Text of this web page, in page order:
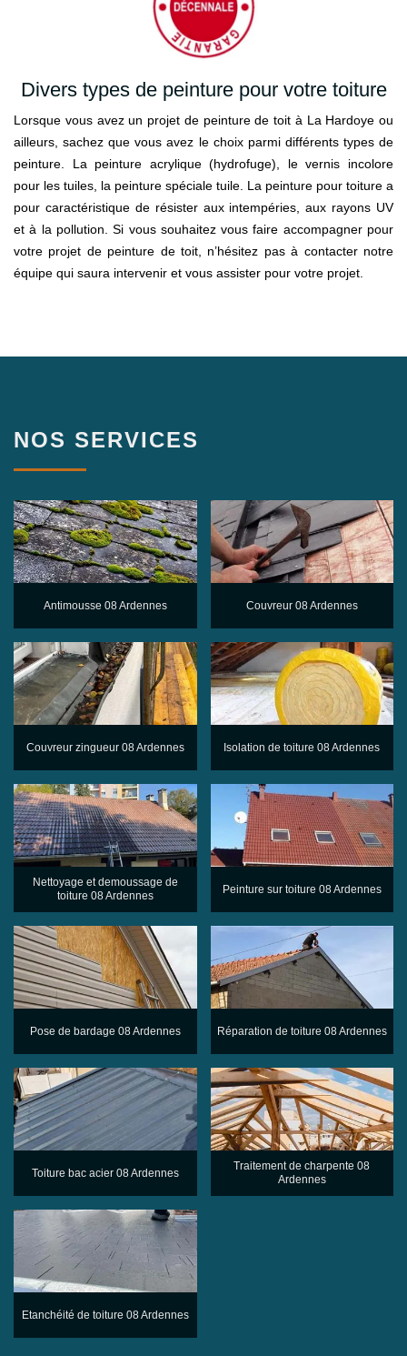
Divers types de peinture pour votre toiture
Lorsque vous avez un projet de peinture de toit à La Hardoye ou
ailleurs, sachez que vous avez le choix parmi différents types de
peinture. La peinture acrylique (hydrofuge), le vernis incolore
pour les tuiles, la peinture spéciale tuile. La peinture pour toiture a
pour caractéristique de résister aux intempéries, aux rayons UV
et à la pollution. Si vous souhaitez vous faire accompagner pour
votre projet de peinture de toit, n’hésitez pas à contacter notre
équipe qui saura intervenir et vous assister pour votre projet.
NOS SERVICES
Antimousse 08 Ardennes Couvreur 08 Ardennes
Couvreur zingueur 08 Ardennes Isolation de toiture 08 Ardennes
Nettoyage et demoussage de
toiture 08 Ardennes
Peinture sur toiture 08 Ardennes
Pose de bardage 08 Ardennes Réparation de toiture 08 Ardennes
Toiture bac acier 08 Ardennes
Traitement de charpente 08
Ardennes
Etanchéité de toiture 08 Ardennes